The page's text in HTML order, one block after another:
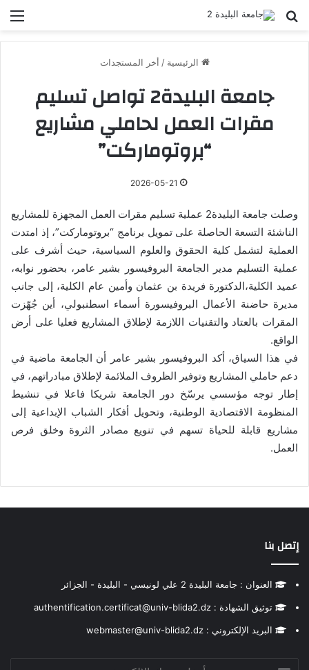
بحث عن
الرئيسية / أخر المستجدات
جامعة البليدة2 تواصل تسليم
مقرات العمل لحاملي مشاريع
“بروتوماركت”
2026-05-21
وصلت جامعة البليدة2
عملية تسليم مقرات العمل المجهزة للمشاريع
الناشئة التسعة الحاصلة على تمويل برنامج “بروتوماركت”، إذ امتدت
العملية لتشمل كلية الحقوق والعلوم السياسية، حيث أشرف على
عملية التسليم مدير الجامعة البروفيسور بشير عامر، بحضور نوابه،
عميد الكلية،الدكتورة فريدة بن عثمان وأمين عام الكلية، إلى جانب
مديرة حاضنة الأعمال البروفيسورة أسماء اسطنبولي، أين جُهّزت
المقرات بالعتاد والتقنيات اللازمة لإطلاق المشاريع فعليا على أرض
الواقع.
في هذا السياق، أكد البروفيسور بشير عامر أن الجامعة ماضية في
دعم حاملي المشاريع وتوفير الظروف الملائمة لإطلاق مبادراتهم، في
إطار توجه مؤسسي يرسّخ دور الجامعة شريكا فاعلا في تنشيط
المنظومة الاقتصادية الوطنية، وتحويل أفكار الشباب الإبداعية إلى
مشاريع قابلة للحياة تسهم في تنويع مصادر الثروة وخلق فرص
العمل.
إتصل بنا
العنوان : جامعة البليدة 2 علي لونيسي - البليدة - الجزائر
توثيق الشهادة : authentification.certificat@univ-blida2.dz
البريد الإلكتروني : webmaster@univ-blida2.dz